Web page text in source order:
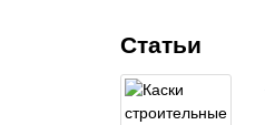
Статьи